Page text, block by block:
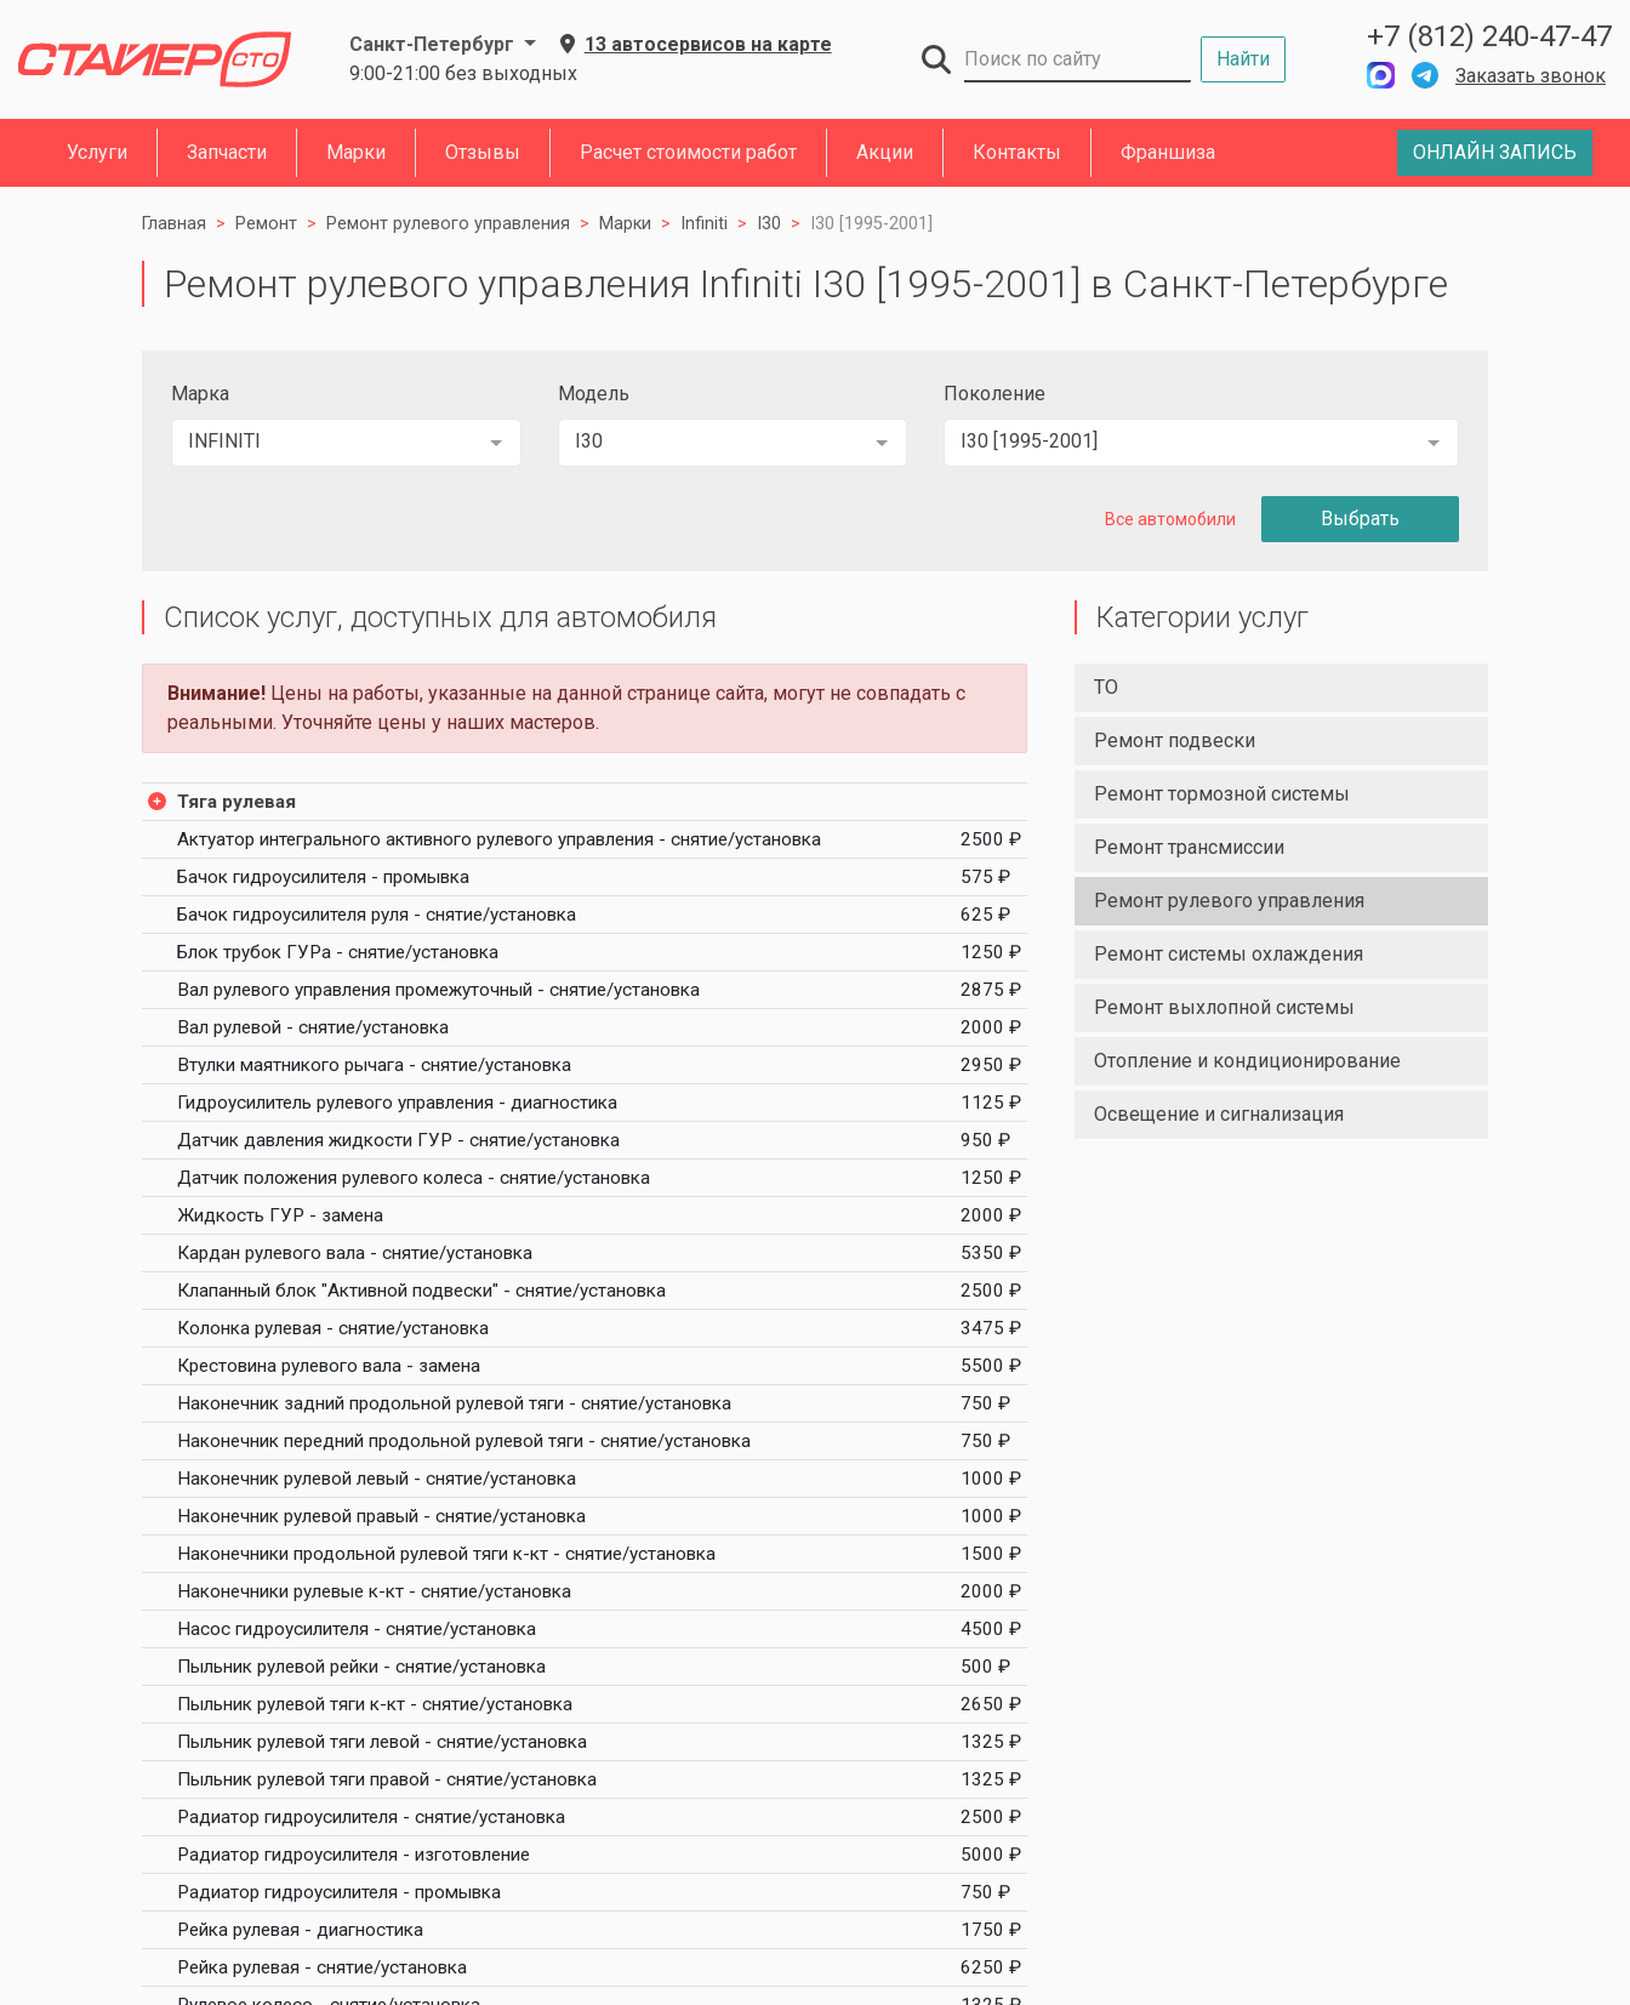
Санкт-Петербург
13 автосервисов на карте
9:00-21:00 без выходных
Найти
+7 (812) 240-47-47
Заказать звонок
Услуги Запчасти Марки Отзывы Расчет стоимости работ Акции Контакты Франшиза ОНЛАЙН ЗАПИСЬ
Главная Ремонт Ремонт рулевого управления Марки Infiniti I30 I30 [1995-2001]
Ремонт рулевого управления Infiniti I30 [1995-2001] в Санкт-Петербурге
Марка
INFINITI
Модель
I30
Поколение
I30 [1995-2001]
Все автомобили Выбрать
Список услуг, доступных для автомобиля
Внимание! Цены на работы, указанные на данной странице сайта, могут не совпадать с
реальными. Уточняйте цены у наших мастеров.
Тяга рулевая
Актуатор интегрального активного рулевого управления - снятие/установка
2500 ₽
Бачок гидроусилителя - промывка
575 ₽
Бачок гидроусилителя руля - снятие/установка
625 ₽
Блок трубок ГУРа - снятие/установка
1250 ₽
Вал рулевого управления промежуточный - снятие/установка
2875 ₽
Вал рулевой - снятие/установка
2000 ₽
Втулки маятникого рычага - снятие/установка
2950 ₽
Гидроусилитель рулевого управления - диагностика
1125 ₽
Датчик давления жидкости ГУР - снятие/установка
950 ₽
Датчик положения рулевого колеса - снятие/установка
1250 ₽
Жидкость ГУР - замена
2000 ₽
Кардан рулевого вала - снятие/установка
5350 ₽
Клапанный блок "Активной подвески" - снятие/установка
2500 ₽
Колонка рулевая - снятие/установка
3475 ₽
Крестовина рулевого вала - замена
5500 ₽
Наконечник задний продольной рулевой тяги - снятие/установка
750 ₽
Наконечник передний продольной рулевой тяги - снятие/установка
750 ₽
Наконечник рулевой левый - снятие/установка
1000 ₽
Наконечник рулевой правый - снятие/установка
1000 ₽
Наконечники продольной рулевой тяги к-кт - снятие/установка
1500 ₽
Наконечники рулевые к-кт - снятие/установка
2000 ₽
Насос гидроусилителя - снятие/установка
4500 ₽
Пыльник рулевой рейки - снятие/установка
500 ₽
Пыльник рулевой тяги к-кт - снятие/установка
2650 ₽
Пыльник рулевой тяги левой - снятие/установка
1325 ₽
Пыльник рулевой тяги правой - снятие/установка
1325 ₽
Радиатор гидроусилителя - снятие/установка
2500 ₽
Радиатор гидроусилителя - изготовление
5000 ₽
Радиатор гидроусилителя - промывка
750 ₽
Рейка рулевая - диагностика
1750 ₽
Рейка рулевая - снятие/установка
6250 ₽
Категории услуг
ТО
Ремонт подвески
Ремонт тормозной системы
Ремонт трансмиссии
Ремонт рулевого управления
Ремонт системы охлаждения
Ремонт выхлопной системы
Отопление и кондиционирование
Освещение и сигнализация